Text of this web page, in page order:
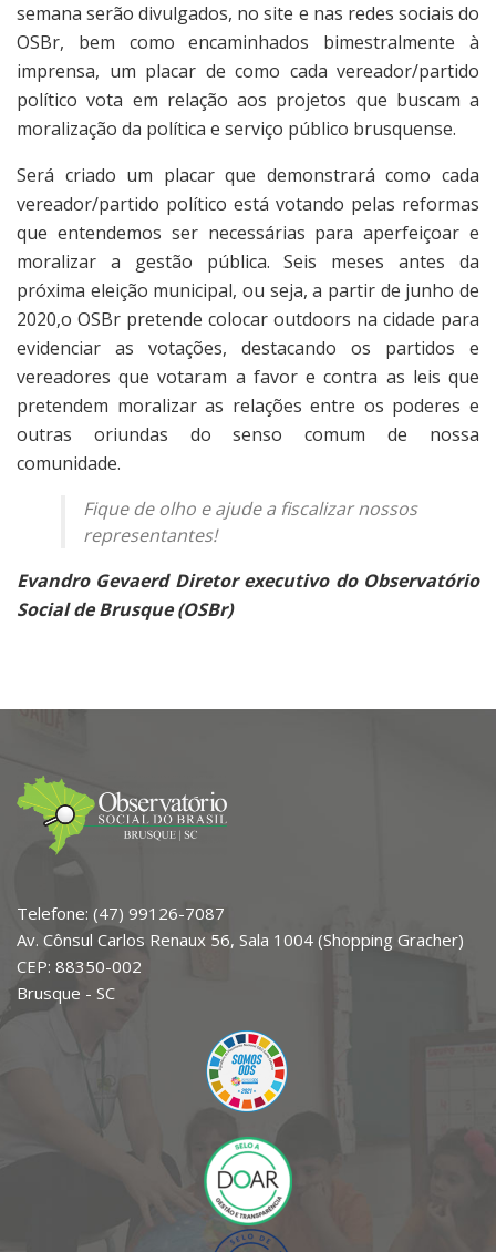
semana serão divulgados, no site e nas redes sociais do
OSBr, bem como encaminhados bimestralmente à
imprensa, um placar de como cada vereador/partido
político vota em relação aos projetos que buscam a
moralização da política e serviço público brusquense.
Será criado um placar que demonstrará como cada
vereador/partido político está votando pelas reformas
que entendemos ser necessárias para aperfeiçoar e
moralizar a gestão pública. Seis meses antes da
próxima eleição municipal, ou seja, a partir de junho de
2020,o OSBr pretende colocar outdoors na cidade para
evidenciar as votações, destacando os partidos e
vereadores que votaram a favor e contra as leis que
pretendem moralizar as relações entre os poderes e
outras oriundas do senso comum de nossa
comunidade.
Fique de olho e ajude a fiscalizar nossos
representantes!
Evandro Gevaerd Diretor executivo do Observatório
Social de Brusque (OSBr)
Telefone: (47) 99126-7087
Av. Cônsul Carlos Renaux 56, Sala 1004 (Shopping Gracher)
CEP: 88350-002
Brusque - SC